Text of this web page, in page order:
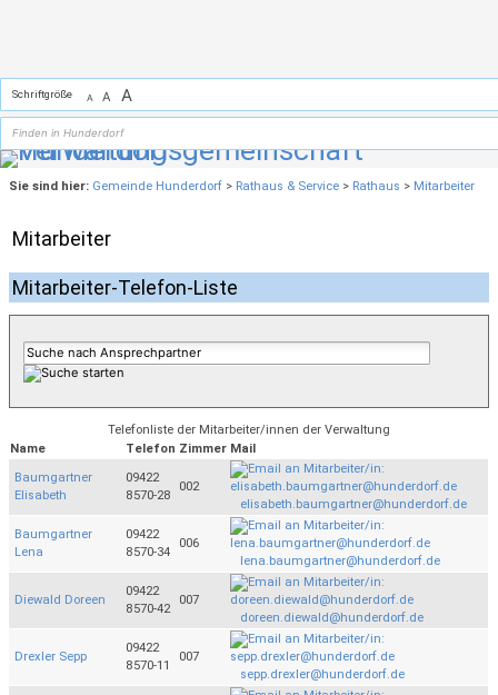
Schriftgröße A A A
Sie sind hier: Gemeinde Hunderdorf > Rathaus & Service > Rathaus > Mitarbeiter
Mitarbeiter
Mitarbeiter-Telefon-Liste
Telefonliste der Mitarbeiter/innen der Verwaltung
Name
Telefon Zimmer Mail
Baumgartner
Elisabeth
09422
8570-28
002
elisabeth.baumgartner@hunderdorf.de
Baumgartner
Lena
09422
8570-34
006
lena.baumgartner@hunderdorf.de
Diewald Doreen
09422
8570-42
007
doreen.diewald@hunderdorf.de
Drexler Sepp
09422
8570-11
007
sepp.drexler@hunderdorf.de